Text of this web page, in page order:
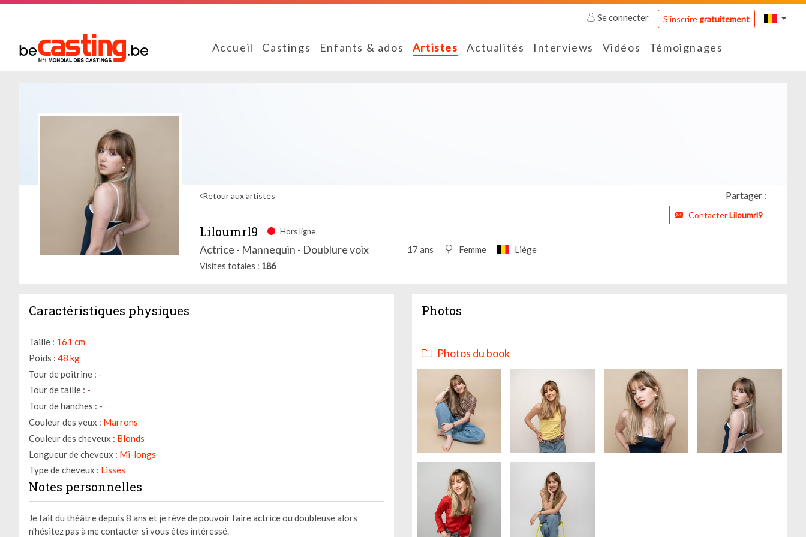
Se connecter S'inscriregratuitement
Accueil Castings Enfants & ados Artistes Actualités Interviews Vidéos Témoignages
Retour aux artistes Partager :
ContacterLiloumrl9
Liloumrl9 Hors ligne
Actrice - Mannequin - Doublure voix 17 ans Femme Liège
Visites totales 186
Caractéristiques physiques
Taille : 161 cm
Poids : 48 kg
Tour de poitrine : -
Tour de taille : -
Tour de hanches : -
Couleur des yeux : Marrons
Couleur des cheveux : Blonds
Longueur de cheveux : Mi-longs
Type de cheveux : Lisses
Notes personnelles
Je fait du théâtre depuis 8 ans et je rêve de pouvoir faire actrice ou doubleuse alors
n'hésitez pas à me contacter si vous êtes intéressé.
Photos
Photos du book